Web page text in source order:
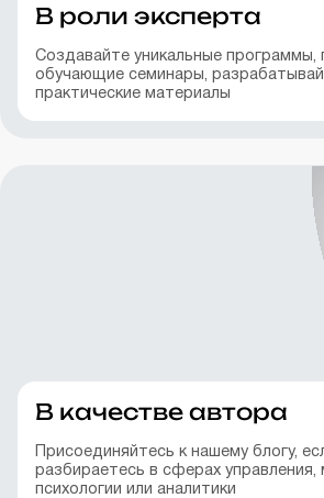
В роли эксперта
Создавайте уникальные программы,
обучающие семинары,
практические материалы
В качестве автора
Присоединяйтесь к нашему блогу,
разбираетесь в сферах управления,
психологии или аналитики